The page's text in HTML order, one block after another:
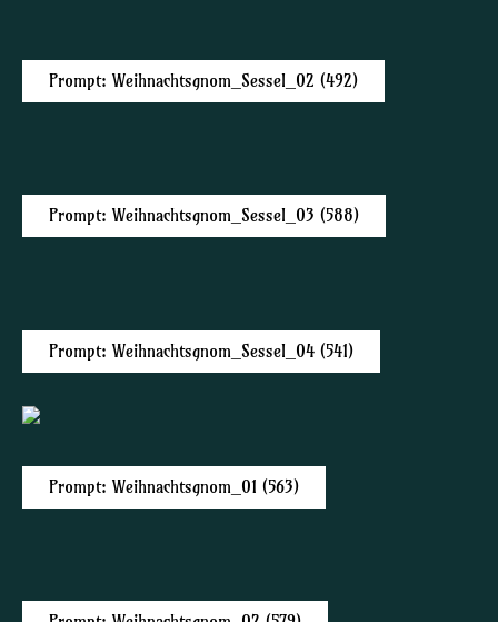
Prompt: Weihnachtsgnom_Sessel_02 (492)
Prompt: Weihnachtsgnom_Sessel_03 (588)
Prompt: Weihnachtsgnom_Sessel_04 (541)
Prompt: Weihnachtsgnom_01 (563)